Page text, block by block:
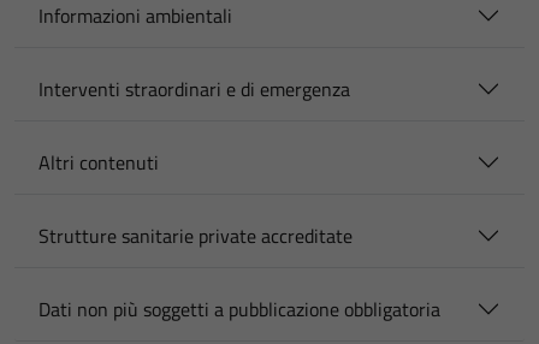
Informazioni ambientali
Interventi straordinari e di emergenza
Altri contenuti
Strutture sanitarie private accreditate
Dati non più soggetti a pubblicazione obbligatoria